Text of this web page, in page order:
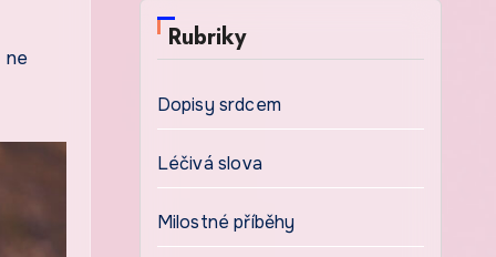
ne
Rubriky
Dopisy srdcem
Léčivá slova
Milostné příběhy